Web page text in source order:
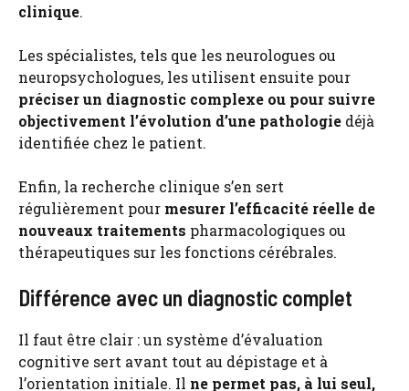
clinique.
Les spécialistes, tels que les neurologues ou
neuropsychologues, les utilisent ensuite pour
préciser un diagnostic complexe ou pour suivre
objectivement l’évolution d’une pathologie déjà
identifiée chez le patient.
Enfin, la recherche clinique s’en sert
régulièrement pour mesurer l’efficacité réelle de
nouveaux traitements pharmacologiques ou
thérapeutiques sur les fonctions cérébrales.
Différence avec un diagnostic complet
Il faut être clair : un système d’évaluation
cognitive sert avant tout au dépistage et à
l’orientation initiale. Il ne permet pas, à lui seul,